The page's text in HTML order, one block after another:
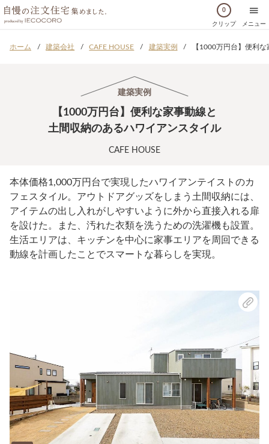
0
クリップ メニュー
ホーム 建築会社 CAFE HOUSE 建築実例 【1000万円台】便利
建築実例
【1000万円台】便利な家事動線と
土間収納のあるハワイアンスタイル
CAFE HOUSE
本体価格1,000万円台で実現したハワイアンテイストのカ
フェスタイル。アウトドアグッズをしまう土間収納には、
アイテムの出し入れがしやすいように外から直接入れる扉
を設けた。また、汚れた衣類を洗うための洗濯機も設置。
生活エリアは、キッチンを中心に家事エリアを周回できる
動線を計画したことでスマートな暮らしを実現。